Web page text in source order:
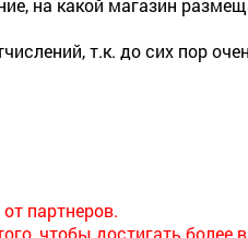
на какой магазин
т.к. до сих пор
партнеров.
чтобы достигать более